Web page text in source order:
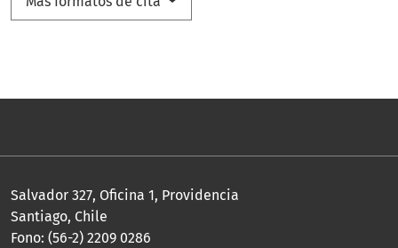
Salvador 327, Oficina 1, Providencia
Santiago, Chile
Fono: (56-2) 2209 0286